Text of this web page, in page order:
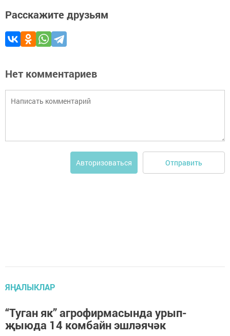
Расскажите друзьям
Нет комментариев
Авторизоваться Отправить
ЯҢАЛЫКЛАР
“Туган як” агрофирмасында урып-
җыюда 14 комбайн эшләячәк